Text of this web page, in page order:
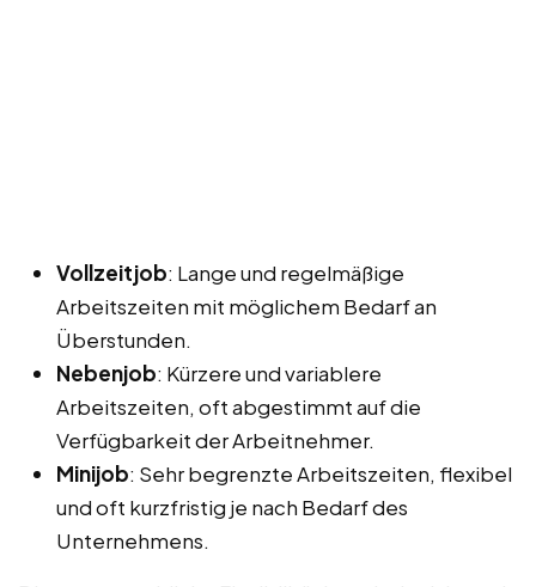
Vollzeitjob: Lange und regelmäßige
Arbeitszeiten mit möglichem Bedarf an
Überstunden.
Nebenjob: Kürzere und variablere
Arbeitszeiten, oft abgestimmt auf die
Verfügbarkeit der Arbeitnehmer.
Minijob: Sehr begrenzte Arbeitszeiten, flexibel
und oft kurzfristig je nach Bedarf des
Unternehmens.